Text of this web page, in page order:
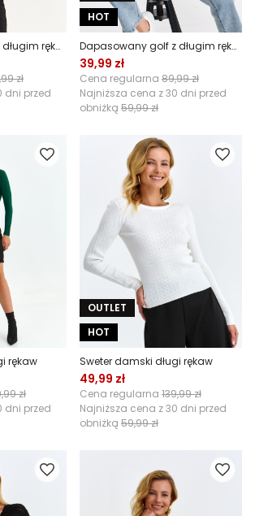
Dopasowany golf z długim rękawem
zł
dni przed
HOT
Dapasowany golf z długim rękawem
39,99 zł
Cena regularna 89,99 zł
Najniższa cena z 30 dni przed
obniżką 59,99 zł
rękaw
zł
dni przed
OUTLET
HOT
Sweter damski długi rękaw
49,99 zł
Cena regularna 139,99 zł
Najniższa cena z 30 dni przed
obniżką 59,99 zł